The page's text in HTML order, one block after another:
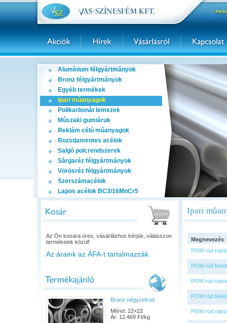
Alumínium félgyártmányok
Bronz félgyártmányok
Egyéb termékek
Ipari mûanyagok
Polikarbonát lemezek
Mûszaki gumiáruk
Reklám célú mûanyagok
Rozsdamentes acélok
Salgó polcrendszerek
Sárgaréz félgyártmányok
Vörösréz félgyártmányok
Szerszámacélok
Lapos acélok BC3/16MnCr5
Az Ön kosara üres, vásárláshoz kérjük, válasszon
termékeink közül!
Az áraink az ÁFA-t tartalmazzák.
Bronz négyzetrúd
Méret: 22×22
Ár: 12.469 Ft/kg
Ipari
Megnevezés
POM rúd natúr
POM rúd
POM rúd natúr
POM rúd
POM rúd natúr